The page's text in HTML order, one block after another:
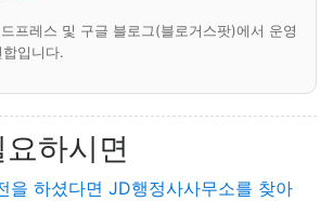
프레스 및 구글 블로그(블로거스팟)에서 운영
입니다.
하시면
을 하셨다면 JD행정사사무소를 찾아